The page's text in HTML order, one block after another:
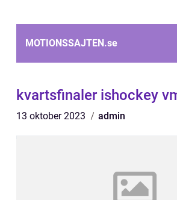
MOTIONSSAJTEN.se
kvartsfinaler ishockey
13 oktober 2023 admin